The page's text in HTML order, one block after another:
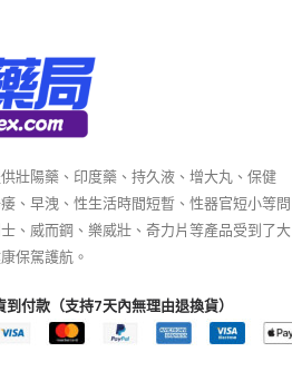
壯陽藥、印度藥、持久液、增大丸、保健
、早洩、性生活時間短暫、性器官短小等問
、威而鋼、樂威壯、奇力片等產品受到了大
保駕護航。
到付款（支持7天內無理由退換貨）